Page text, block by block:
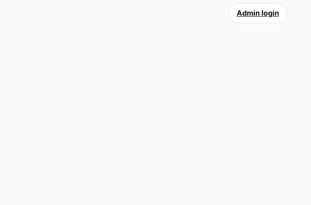
Admin login